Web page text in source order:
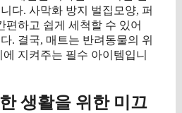
다. 사막화 방지 벌집모양, 퍼
편하고 쉽게 세척할 수 있어
. 결국, 매트는 반려동물의 위
지켜주는 필수 아이템입니
생활을 위한 미끄